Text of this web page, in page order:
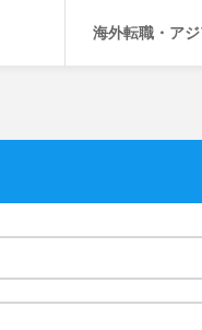
海外転職・ア